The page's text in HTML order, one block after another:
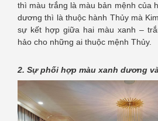
thì màu trắng là màu bản mệnh của
dương thì là thuộc hành Thủy mà
sự kết hợp giữa hai màu xanh –
hảo cho những ai thuộc mệnh Thủy.
2. Sự phối hợp màu xanh dương